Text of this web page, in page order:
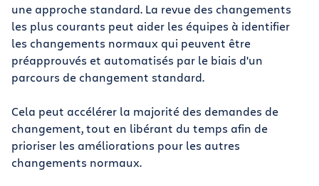
une approche standard. La revue des changements
les plus courants peut aider les équipes à identifier
les changements normaux qui peuvent être
préapprouvés et automatisés par le biais d'un
parcours de changement standard.
Cela peut accélérer la majorité des demandes de
changement, tout en libérant du temps afin de
prioriser les améliorations pour les autres
changements normaux.